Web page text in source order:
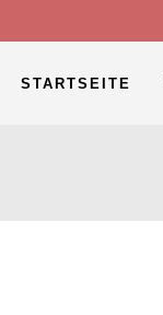
STARTSEITE